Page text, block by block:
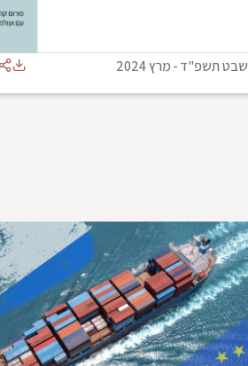
שבט תשפ"ד-מרץ 2024